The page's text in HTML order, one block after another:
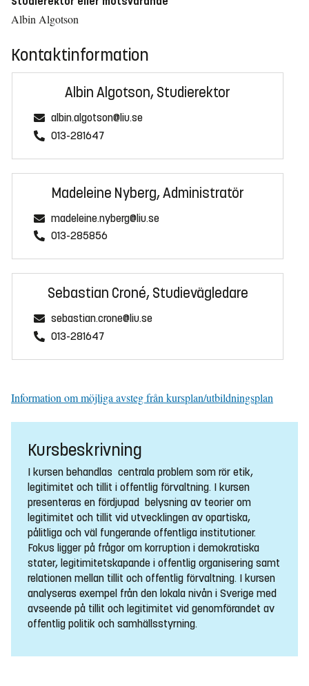
Albin Algotson
Kontaktinformation
Albin Algotson, Studierektor
albin.algotson@liu.se
013-281647
Madeleine Nyberg, Administratör
madeleine.nyberg@liu.se
013-285856
Sebastian Croné, Studievägledare
sebastian.crone@liu.se
013-281647
Information om möjliga avsteg från kursplan/utbildningsplan
Kursbeskrivning
I kursen behandlas centrala problem som rör etik,
legitimitet och tillit i offentlig förvaltning. I kursen
presenteras en fördjupad belysning av teorier om
legitimitet och tillit vid utvecklingen av opartiska,
pålitliga och väl fungerande offentliga institutioner.
Fokus ligger på frågor om korruption i demokratiska
stater, legitimitetskapande i offentlig organisering samt
relationen mellan tillit och offentlig förvaltning. I kursen
analyseras exempel från den lokala nivån i Sverige med
avseende på tillit och legitimitet vid genomförandet av
offentlig politik och samhällsstyrning.